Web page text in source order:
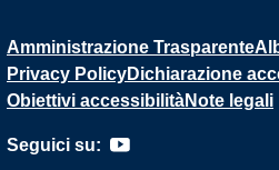
Amministrazione Trasparente
Privacy PolicyDichiarazione
Obiettivi accessibilitàNote legali
Seguici su: